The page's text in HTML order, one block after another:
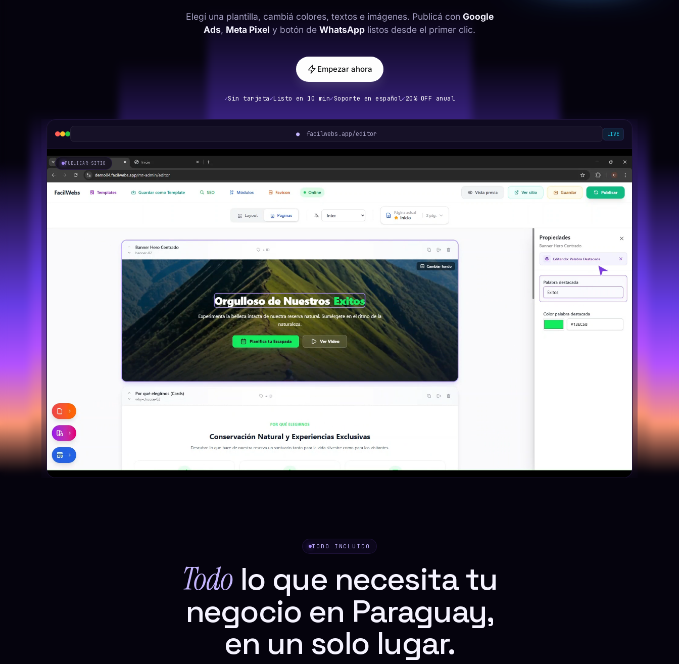
Elegí una plantilla, cambiá colores, textos e imágenes. Publicá con Google
Ads, Meta Pixel y botón de WhatsApp listos desde el primer clic.
Empezar ahora
✓Sin tarjeta✓Listo en 10 min✓Soporte en español✓20% OFF anual
● facilwebs.app/editor LIVE
PUBLICAR SITIO
TODO INCLUIDO
Todolo que necesita tu
negocio en Paraguay,
en un solo lugar.